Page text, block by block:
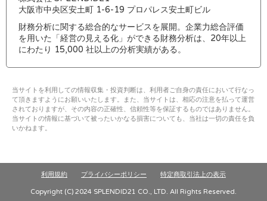
大阪市中央区安土町 1-6-19 プロパレス安土町ビル
財務分析に関する総合的なサービスを展開。企業力総合評価
を用いた「経営の見える化」ができる財務分析は、20年以上
にわたり 15,000 社以上の分析実績がある。
当サイトを利用しての情報収集・投資判断は、利用者ご自身の責任において行なっ
て頂きますようにお願いいたします。また、当サイトは、相応の注意を払って運営
されておりますが、その内容の正確性、信頼性等を保証するものではありません。
当サイトの情報に基づいて被ったいかなる損害についても、当社は一切の責任を負
いかねます。
利用規約 プライバシーポリシー 特定商取引法上の表示
Copyright (C) 2024 SPLENDID21 CO., LTD. All Rights Reserved.